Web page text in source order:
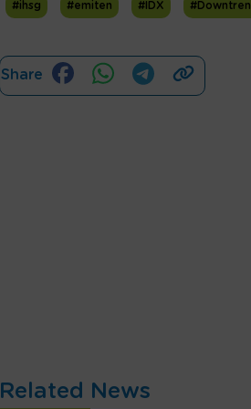
#ihsg #emiten #IDX
Share
Related News